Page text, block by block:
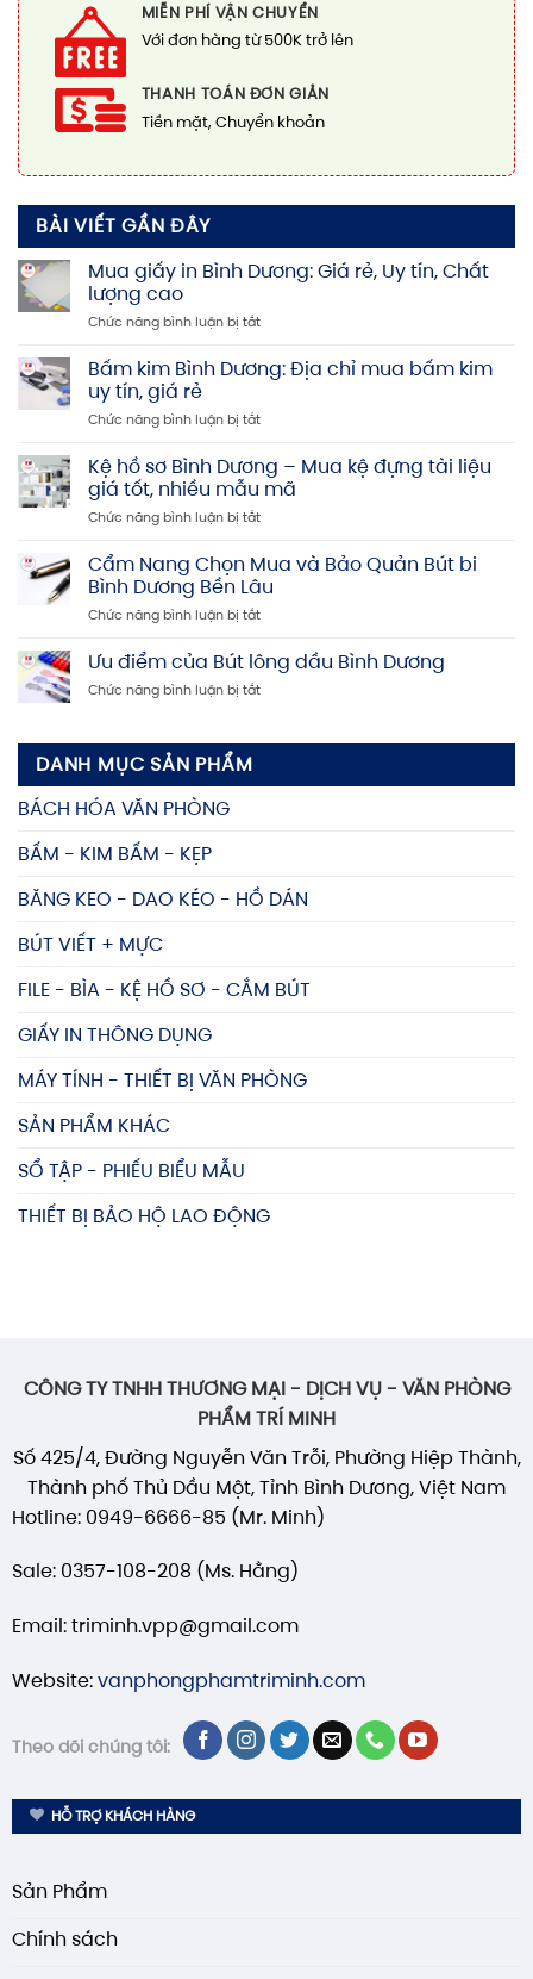
MIỄN PHÍ VẬN CHUYỂN
Với đơn hàng từ 500K trở lên
THANH TOÁN ĐƠN GIẢN
Tiền mặt, Chuyển khoản
BÀI VIẾT GẦN ĐÂY
Mua giấy in Bình Dương: Giá rẻ, Uy tín, Chất
lượng cao
Chức năng bình luận bị tắtở
in
Dương:
rẻ,
Uy
Chất
cao
Bấm kim Bình Dương: Địa chỉ mua bấm kim
uy tín, giá rẻ
Chức năng bình luận bị tắtở
Bình
Dương:
Địa
mua
bấm
uy
giá
Kệ hồ sơ Bình Dương – Mua kệ đựng tài liệu
giá tốt, nhiều mẫu mã
Chức năng bình luận bị tắtở
hồ
sơ
Bình
Dương
Mua
đựng
Cẩm Nang Chọn Mua và Bảo Quản Bút bi
Bình Dương Bền Lâu
Chức năng bình luận bị tắtở
Nang
Chọn
Mua
Ưu điểm của Bút lông dầu Bình Dương
Chức năng bình luận bị tắtở
của
lông
DANH MỤC SẢN PHẨM
BÁCH HÓA VĂN PHÒNG
BẤM - KIM BẤM - KẸP
BĂNG KEO - DAO KÉO - HỒ DÁN
BÚT VIẾT + MỰC
FILE - BÌA - KỆ HỒ SƠ - CẮM BÚT
GIẤY IN THÔNG DỤNG
MÁY TÍNH - THIẾT BỊ VĂN PHÒNG
SẢN PHẨM KHÁC
SỔ TẬP - PHIẾU BIỂU MẪU
THIẾT BỊ BẢO HỘ LAO ĐỘNG
CÔNG TY TNHH THƯƠNG MẠI - DỊCH VỤ - VĂN PHÒNG
PHẨM TRÍ MINH
Số 425/4, Đường Nguyễn Văn Trỗi, Phường Hiệp Thành,
Thành phố Thủ Dầu Một, Tỉnh Bình Dương, Việt Nam
Hotline: 0949-6666-85 (Mr. Minh)
Sale: 0357-108-208 (Ms. Hằng)
Email: triminh.vpp@gmail.com
Website:vanphongphamtriminh.com
Theo dõi chúng tôi:
HỖ TRỢ KHÁCH HÀNG
Sản Phẩm
Chính sách